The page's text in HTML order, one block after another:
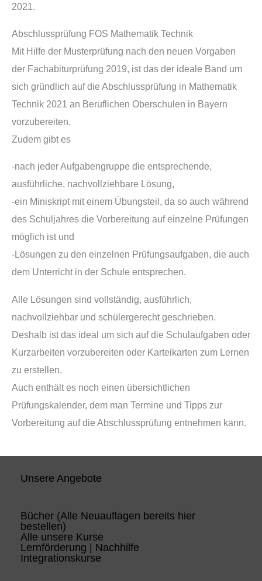
2021.
Abschlussprüfung FOS Mathematik Technik
Mit Hilfe der Musterprüfung nach den neuen Vorgaben
der Fachabiturprüfung 2019, ist das der ideale Band um
sich gründlich auf die Abschlussprüfung in Mathematik
Technik 2021 an Beruflichen Oberschulen in Bayern
vorzubereiten.
Zudem gibt es
-nach jeder Aufgabengruppe die entsprechende,
ausführliche, nachvollziehbare Lösung,
-ein Miniskript mit einem Übungsteil, da so auch während
des Schuljahres die Vorbereitung auf einzelne Prüfungen
möglich ist und
-Lösungen zu den einzelnen Prüfungsaufgaben, die auch
dem Unterricht in der Schule entsprechen.
Alle Lösungen sind vollständig, ausführlich,
nachvollziehbar und schülergerecht geschrieben.
Deshalb ist das ideal um sich auf die Schulaufgaben oder
Kurzarbeiten vorzubereiten oder Karteikarten zum Lernen
zu erstellen.
Auch enthält es noch einen übersichtlichen
Prüfungskalender, dem man Termine und Tipps zur
Vorbereitung auf die Abschlussprüfung entnehmen kann.
Unsere Angebote
Bücher (Alle Neuauflagen bereits hier
bestellen)
Alle unsere Kurse
Lernförderung | Nachhilfe
Integrationskurse